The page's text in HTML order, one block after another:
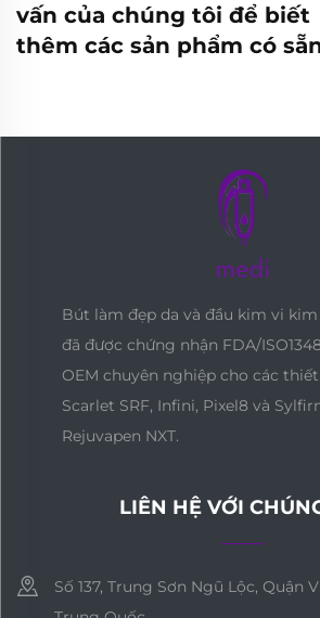
vấn của chúng tôi để biết
thêm các sản phẩm có
Bút làm đẹp da và đầu kim vi kim
đã được chứng nhận FDA/
OEM chuyên nghiệp cho các thiết
Scarlet SRF, Infini, Pixel8 và
Rejuvapen NXT.
LIÊN HỆ VỚI
Số 137, Trung Sơn Ngũ Lộc, Quận